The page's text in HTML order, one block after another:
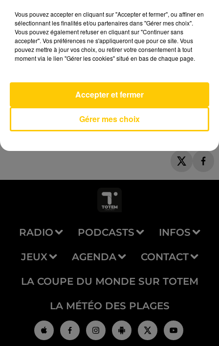
That's So True
AVEYRON NORD
RADIO PODCASTS INFOS
JEUX AGENDA CONTACT
LA COUPE DU MONDE SUR TOTEM
LA MÉTÉO DES PLAGES
Vous pouvez accepter en cliquant sur "Accepter et fermer", ou affiner en
sélectionnant les finalités et/ou partenaires dans "Gérer mes choix".
Vous pouvez également refuser en cliquant sur "Continuer sans
accepter". Vos préférences ne s'appliqueront que pour ce site. Vous
pouvez mettre à jour vos choix, ou retirer votre consentement à tout
moment via le lien "Gérer les cookies" situé en bas de chaque page.
Gérer mes choix
Accepter et fermer